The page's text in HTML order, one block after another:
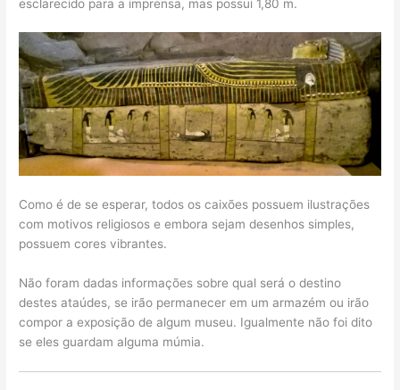
esclarecido para a imprensa, mas possui 1,80 m.
Como é de se esperar, todos os caixões possuem ilustrações
com motivos religiosos e embora sejam desenhos simples,
possuem cores vibrantes.
Não foram dadas informações sobre qual será o destino
destes ataúdes, se irão permanecer em um armazém ou irão
compor a exposição de algum museu. Igualmente não foi dito
se eles guardam alguma múmia.